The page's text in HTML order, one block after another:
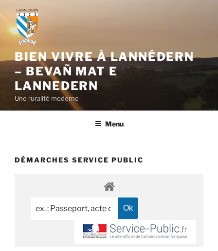
contenu
principal
BIEN VIVRE À LANNÉDERN
– BEVAÑ MAT E
LANNEDERN
Une ruralité moderne
Menu
DÉMARCHES SERVICE PUBLIC